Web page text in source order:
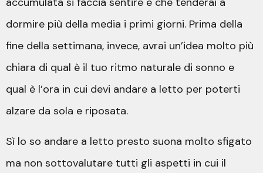
dormire più della media i primi giorni. Prima della
fine della settimana, invece, avrai un’idea molto più
chiara di qual è il tuo ritmo naturale di sonno e
qual è l’ora in cui devi andare a letto per poterti
alzare da sola e riposata.
Sì lo so andare a letto presto suona molto sfigato
ma non sottovalutare tutti gli aspetti in cui il